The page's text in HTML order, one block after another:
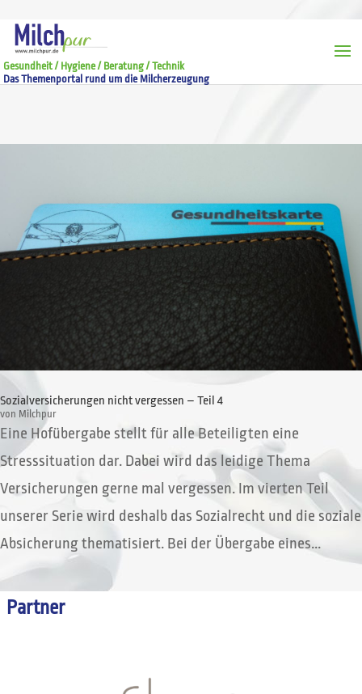
Gesundheit / Hygiene / Beratung / Technik
Das Themenportal rund um die Milcherzeugung
Sozialversicherungen nicht vergessen – Teil 4
von Milchpur
Eine Hofübergabe stellt für alle Beteiligten eine
Stresssituation dar. Dabei wird das leidige Thema
Versicherungen gerne mal vergessen. Im vierten Teil
unserer Serie wird deshalb das Sozialrecht und die soziale
Absicherung thematisiert. Bei der Übergabe eines...
Partner